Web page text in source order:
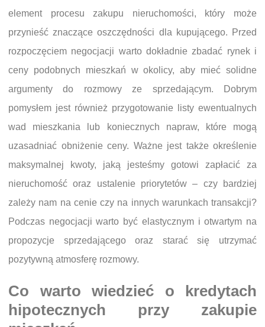
element procesu zakupu nieruchomości, który może
przynieść znaczące oszczędności dla kupującego. Przed
rozpoczęciem negocjacji warto dokładnie zbadać rynek i
ceny podobnych mieszkań w okolicy, aby mieć solidne
argumenty do rozmowy ze sprzedającym. Dobrym
pomysłem jest również przygotowanie listy ewentualnych
wad mieszkania lub koniecznych napraw, które mogą
uzasadniać obniżenie ceny. Ważne jest także określenie
maksymalnej kwoty, jaką jesteśmy gotowi zapłacić za
nieruchomość oraz ustalenie priorytetów – czy bardziej
zależy nam na cenie czy na innych warunkach transakcji?
Podczas negocjacji warto być elastycznym i otwartym na
propozycje sprzedającego oraz starać się utrzymać
pozytywną atmosferę rozmowy.
Co warto wiedzieć o kredytach
hipotecznych przy zakupie